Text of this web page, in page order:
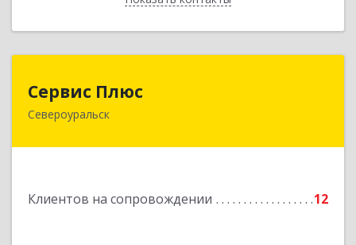
Сервис Плюс
Североуральск
Клиентов на сопровождении 12
624480, Свердловская обл, Североуральск г,